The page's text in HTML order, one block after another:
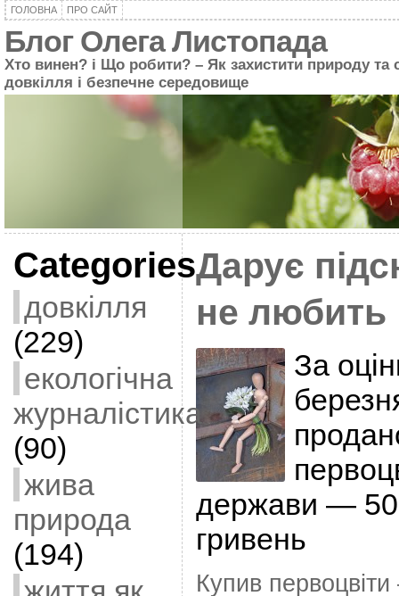
ГОЛОВНА ПРО САЙТ
Блог Олега Листопада
Хто винен? і Що робити? – Як захистити природу та
довкілля і безпечне середовище
Categories
довкілля
(229)
екологічна
журналістика
(90)
жива
природа
(194)
Дарує
не любить
За
держави —
гривень
Купив